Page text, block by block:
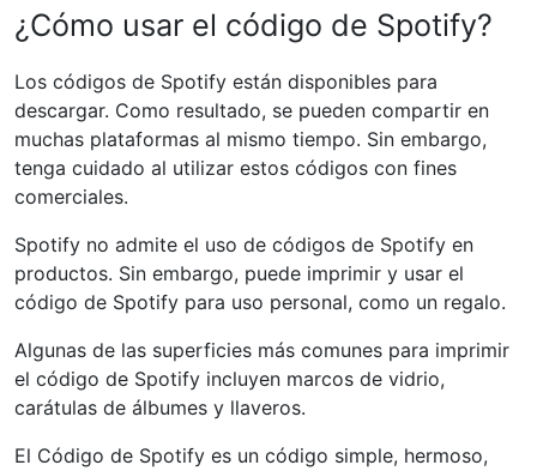
¿Cómo usar el código de Spotify?
Los códigos de Spotify están disponibles para
descargar. Como resultado, se pueden compartir en
muchas plataformas al mismo tiempo. Sin embargo,
tenga cuidado al utilizar estos códigos con fines
comerciales.
Spotify no admite el uso de códigos de Spotify en
productos. Sin embargo, puede imprimir y usar el
código de Spotify para uso personal, como un regalo.
Algunas de las superficies más comunes para imprimir
el código de Spotify incluyen marcos de vidrio,
carátulas de álbumes y llaveros.
El Código de Spotify es un código simple, hermoso,